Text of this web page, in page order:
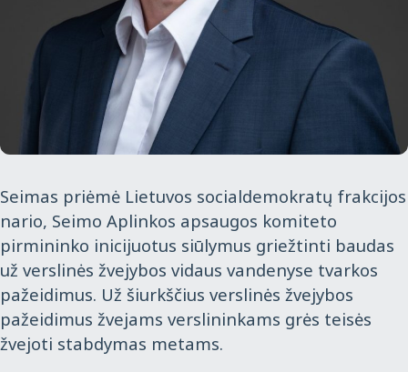
Seimas priėmė Lietuvos socialdemokratų frakcijos
nario, Seimo Aplinkos apsaugos komiteto
pirmininko inicijuotus siūlymus griežtinti baudas
už verslinės žvejybos vidaus vandenyse tvarkos
pažeidimus. Už šiurkščius verslinės žvejybos
pažeidimus žvejams verslininkams grės teisės
žvejoti stabdymas metams.